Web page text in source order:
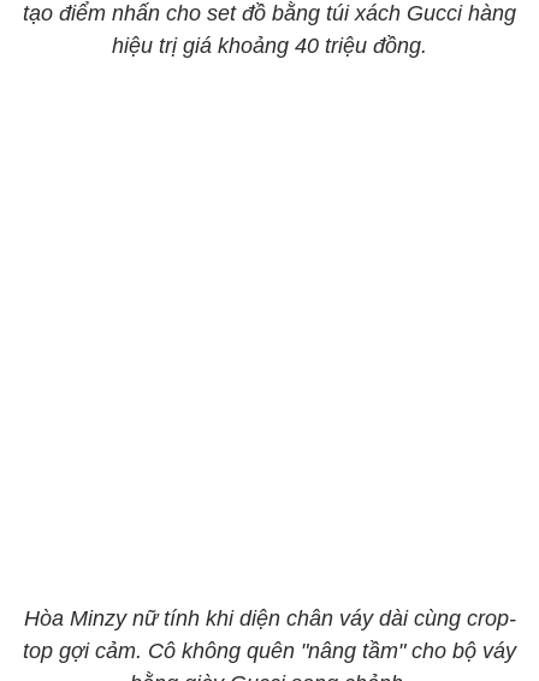
tạo điểm nhấn cho set đồ bằng túi xách Gucci hàng
hiệu trị giá khoảng 40 triệu đồng.
Hòa Minzy nữ tính khi diện chân váy dài cùng crop-
top gợi cảm. Cô không quên "nâng tầm" cho bộ váy